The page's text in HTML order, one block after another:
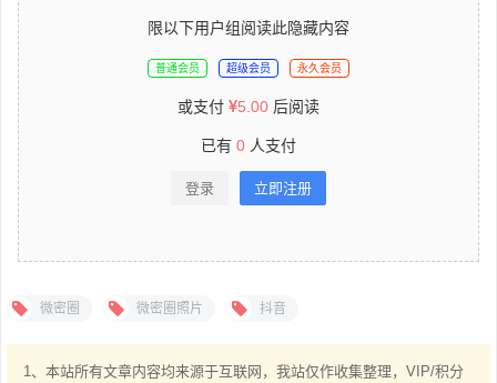
限以下用户组阅读此隐藏内容
普通会员 超级会员 永久会员
或支付 5.00 后阅读
已有 0 人支付
登录 立即注册
微密圈 微密圈照片 抖音
1、本站所有文章内容均来源于互联网，我站仅作收集整理，VIP/积分